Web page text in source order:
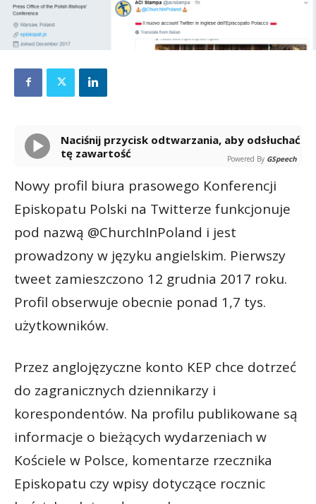
Naciśnij przycisk odtwarzania, aby odsłuchać
tę zawartość
Powered By GSpeech
Nowy profil biura prasowego Konferencji
Episkopatu Polski na Twitterze funkcjonuje
pod nazwą @ChurchInPoland i jest
prowadzony w języku angielskim. Pierwszy
tweet zamieszczono 12 grudnia 2017 roku.
Profil obserwuje obecnie ponad 1,7 tys.
użytkowników.
Przez anglojęzyczne konto KEP chce dotrzeć
do zagranicznych dziennikarzy i
korespondentów. Na profilu publikowane są
informacje o bieżących wydarzeniach w
Kościele w Polsce, komentarze rzecznika
Episkopatu czy wpisy dotyczące rocznic